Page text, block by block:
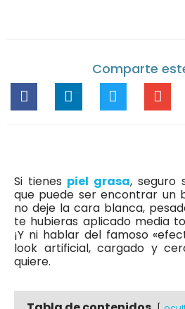
Comparte
Si tienes piel grasa, seguro
que puede ser encontrar un
no deje la cara blanca,
te hubieras aplicado media
¡Y ni hablar del famoso
look artificial, cargado y
quiere.